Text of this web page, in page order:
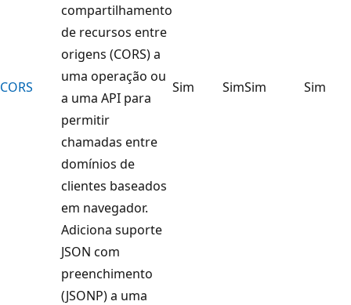
CORS
compartilhamento
de recursos entre
origens (CORS) a
uma operação ou
a uma API para
permitir
chamadas entre
domínios de
clientes baseados
em navegador.
Sim SimSim Sim
Adiciona suporte
JSON com
preenchimento
(JSONP) a uma